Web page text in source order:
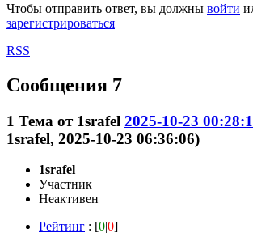
Чтобы отправить ответ, вы должны войти
зарегистрироваться
RSS
Сообщения 7
1 Тема от 1srafel 2025-10-23
1srafel, 2025-10-23 06:36:06)
1srafel
Участник
Неактивен
Рейтинг : [0|0]